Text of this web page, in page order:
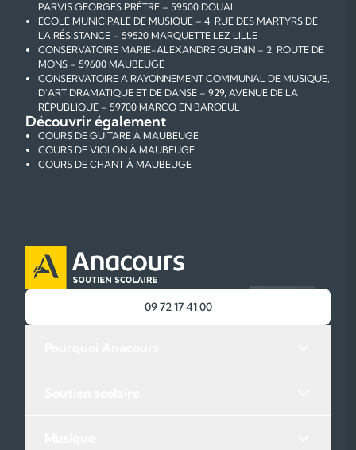
PARVIS GEORGES PRÊTRE – 59500 DOUAI
ECOLE MUNICIPALE DE MUSIQUE – 4, RUE DES MARTYRS DE
LA RÉSISTANCE – 59520 MARQUETTE LEZ LILLE
CONSERVATOIRE MARIE-ALEXANDRE GUENIN – 2, ROUTE DE
MONS – 59600 MAUBEUGE
CONSERVATOIRE A RAYONNEMENT COMMUNAL DE MUSIQUE,
D'ART DRAMATIQUE ET DE DANSE – 929, AVENUE DE LA
RÉPUBLIQUE – 59700 MARCQ EN BAROEUL
Découvrir également
COURS DE GUITARE À MAUBEUGE
COURS DE VIOLON À MAUBEUGE
COURS DE CHANT À MAUBEUGE
09 72 17 41 00